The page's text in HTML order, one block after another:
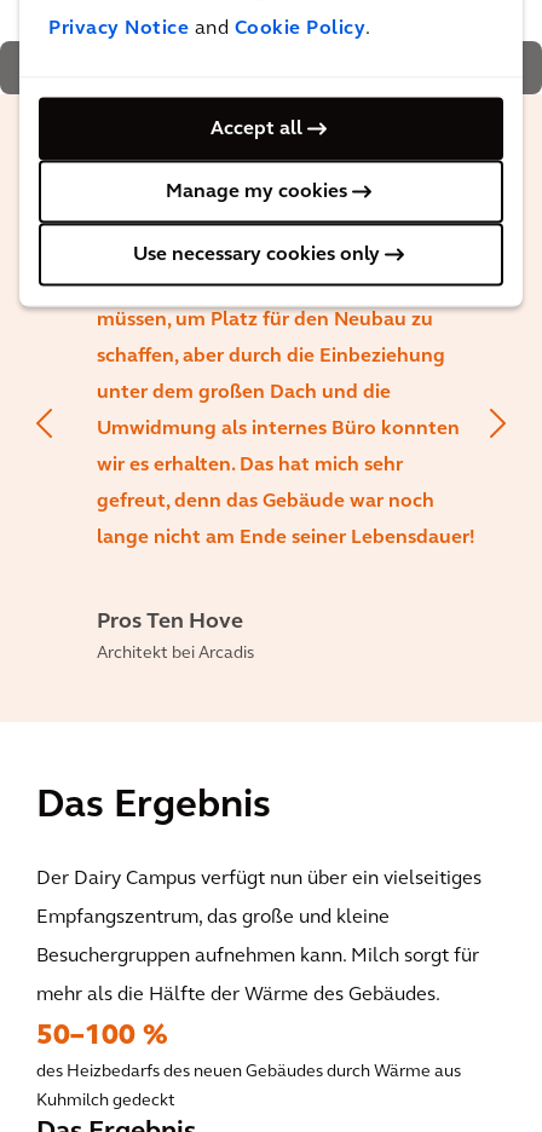
Privacy Notice and Cookie Policy.
Accept all
Manage my cookies
Use necessary cookies only
Servicegebäude erhalten. Dieses ältere
Gebäude hätte abgerissen werden
müssen, um Platz für den Neubau zu
schaffen, aber durch die Einbeziehung
unter dem großen Dach und die
Umwidmung als internes Büro konnten
wir es erhalten. Das hat mich sehr
gefreut, denn das Gebäude war noch
lange nicht am Ende seiner Lebensdauer!
Pros Ten Hove
Architekt bei Arcadis
Das Ergebnis
Der Dairy Campus verfügt nun über ein vielseitiges
Empfangszentrum, das große und kleine
Besuchergruppen aufnehmen kann. Milch sorgt für
mehr als die Hälfte der Wärme des Gebäudes.
50–100 %
des Heizbedarfs des neuen Gebäudes durch Wärme aus
Kuhmilch gedeckt